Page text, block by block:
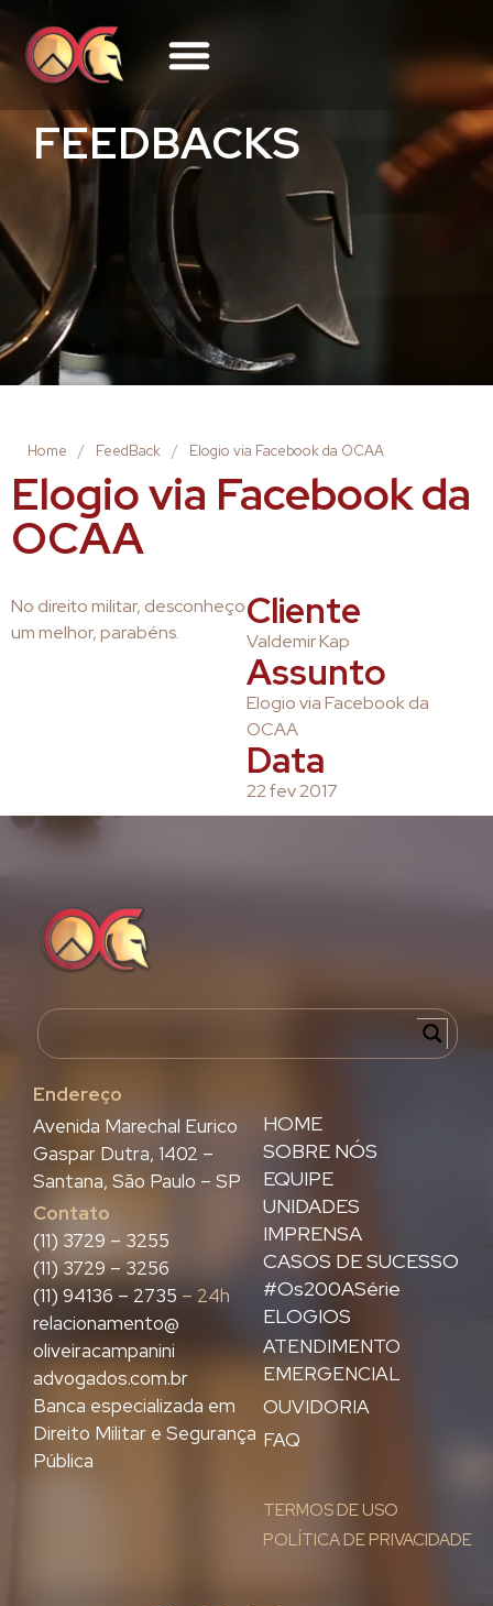
FEEDBACKS
Home / FeedBack / Elogio via Facebook da OCAA
Elogio via Facebook da
OCAA
No direito militar, desconheço
um melhor, parabéns.
Cliente
Valdemir Kap
Assunto
Elogio via Facebook da
OCAA
Data
22 fev 2017
Endereço
HOME
SOBRE NÓS
EQUIPE
UNIDADES
IMPRENSA
CASOS DE SUCESSO
#Os200ASérie
ELOGIOS
ATENDIMENTO
EMERGENCIAL
OUVIDORIA
FAQ
TERMOS DE USO
POLÍTICA DE PRIVACIDADE
Avenida Marechal Eurico
Gaspar Dutra, 1402 –
Santana, São Paulo – SP
Contato
(11) 3729 – 3255
(11) 3729 – 3256
(11) 94136 – 2735 – 24h
relacionamento@
oliveiracampanini
advogados.com.br
Banca especializada em
Direito Militar e Segurança
Pública